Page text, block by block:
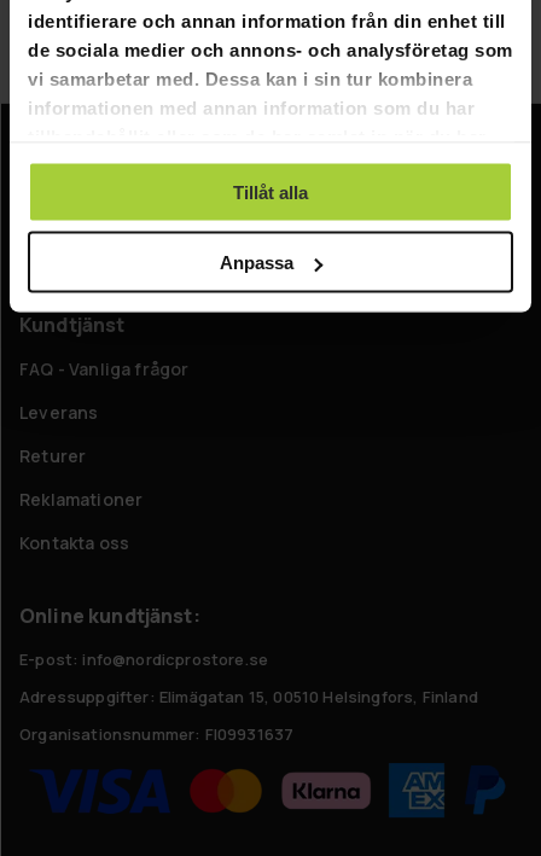
identifierare och annan information från din enhet till
de sociala medier och annons- och analysföretag som
vi samarbetar med. Dessa kan i sin tur kombinera
informationen med annan information som du har
använt deras tjänster.
Tillåt alla
Anpassa
När du beställer Hos oss får du friktionsskor av hög
kvalitet både fär män och kvinnor till ett förmånligt pris!
Information
Kundtjänst
FAQ - Vanliga frågor
Leverans
Returer
Reklamationer
Kontakta oss
Online kundtjänst:
E-post: info@nordicprostore.se
Adressuppgifter: Elimägatan 15, 00510 Helsingfors, Finland
Organisationsnummer: FI09931637